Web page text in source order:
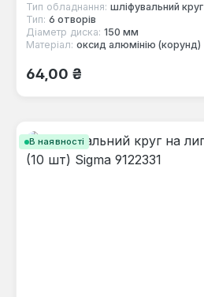
Тип обладнання: шліфувальний круг
Тип: 6 отворів
Діаметр диска: 150 мм
Матеріал: оксид алюмінію (корунд)
Звичайна ціна:
64,00 ₴
В наявності